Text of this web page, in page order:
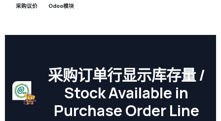
采购议价 Odoo模块
采购订单行显示库存量 /
Stock Available in
Purchase Order Line